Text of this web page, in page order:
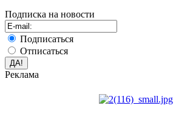
Подписка на новости
Подписаться
Отписаться
Реклама